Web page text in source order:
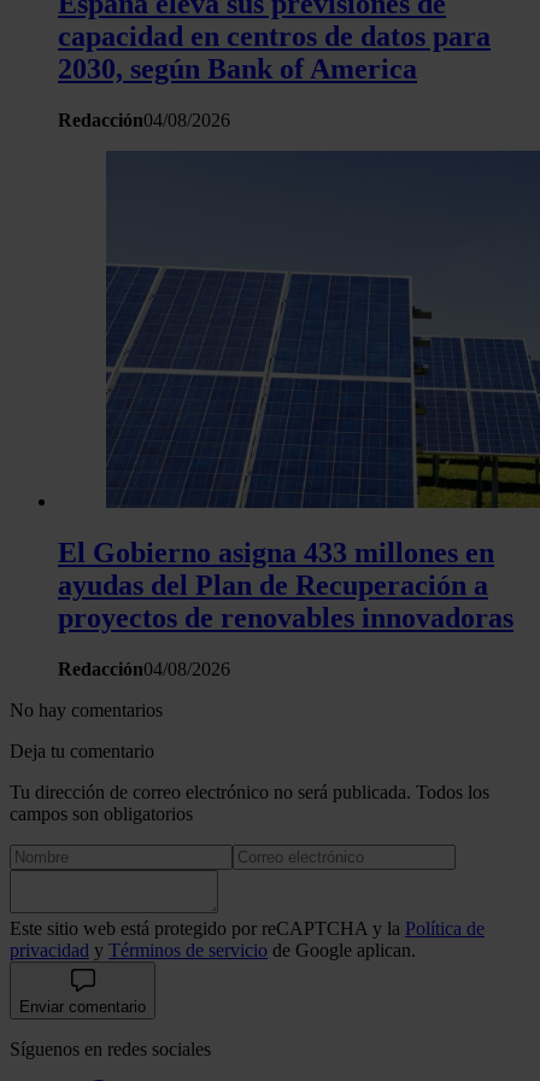
capacidad en centros de datos para
2030, según Bank of America
Redacción04/08/2026
El Gobierno asigna 433 millones en
ayudas del Plan de Recuperación a
proyectos de renovables innovadoras
Redacción04/08/2026
No hay comentarios
Deja tu comentario
Tu dirección de correo electrónico no será publicada. Todos los
campos son obligatorios
Este sitio web está protegido por reCAPTCHA y la Política de
privacidad y Términos de servicio de Google aplican.
Enviar comentario
Síguenos en redes sociales